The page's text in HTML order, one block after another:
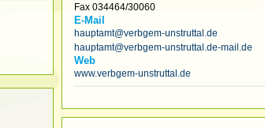
Fax 034464/30060
E-Mail
hauptamt@verbgem-unstruttal.de
hauptamt@verbgem-unstruttal.de-mail.de
Web
www.verbgem-unstruttal.de